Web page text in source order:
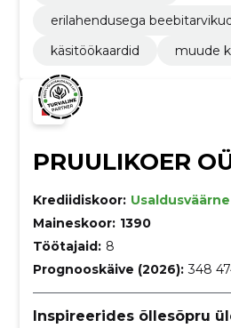
erilahendusega
käsitöökaardid
muude
PRUULIKOER
Krediidiskoor: Usaldusväärne
Maineskoor: 1390
Töötajaid: 8
Prognooskäive (2026): 348
Inspireerides õllesõpru